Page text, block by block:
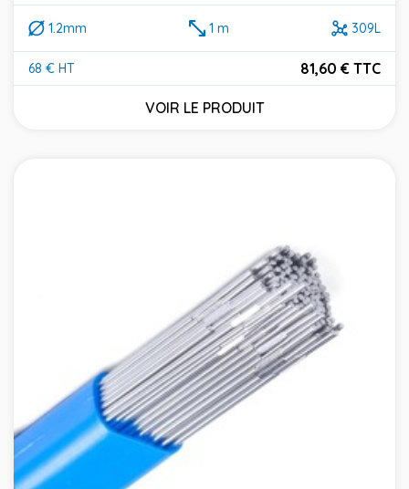
1.2mm 1 m 309L
68 € HT
Prix
81,60 € TTC
VOIR LE PRODUIT